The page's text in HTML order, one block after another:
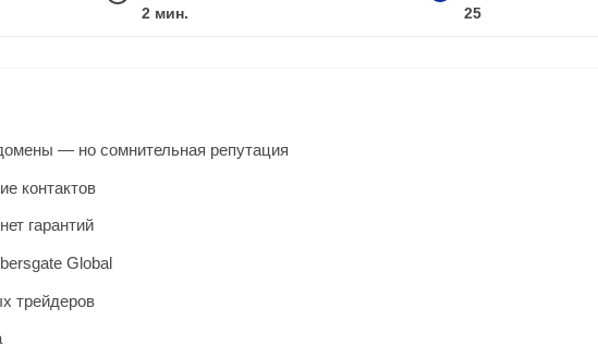
2 мин.
25
— но сомнительная репутация
контактов
гарантий
Global
трейдеров